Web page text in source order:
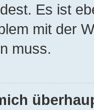
Es ist
mit der
muss.